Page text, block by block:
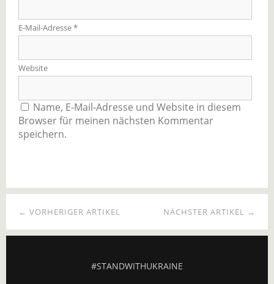
E-Mail-Adresse*
Website
Name, E-Mail-Adresse und Website in diesem
Browser für meinen nächsten Kommentar
speichern.
NÄCHSTER ARTIKEL →
← VORHERIGER ARTIKEL
#STANDWITHUKRAINE